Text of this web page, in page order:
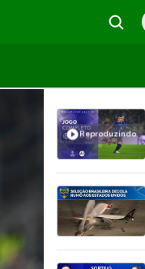
Reproduzindo